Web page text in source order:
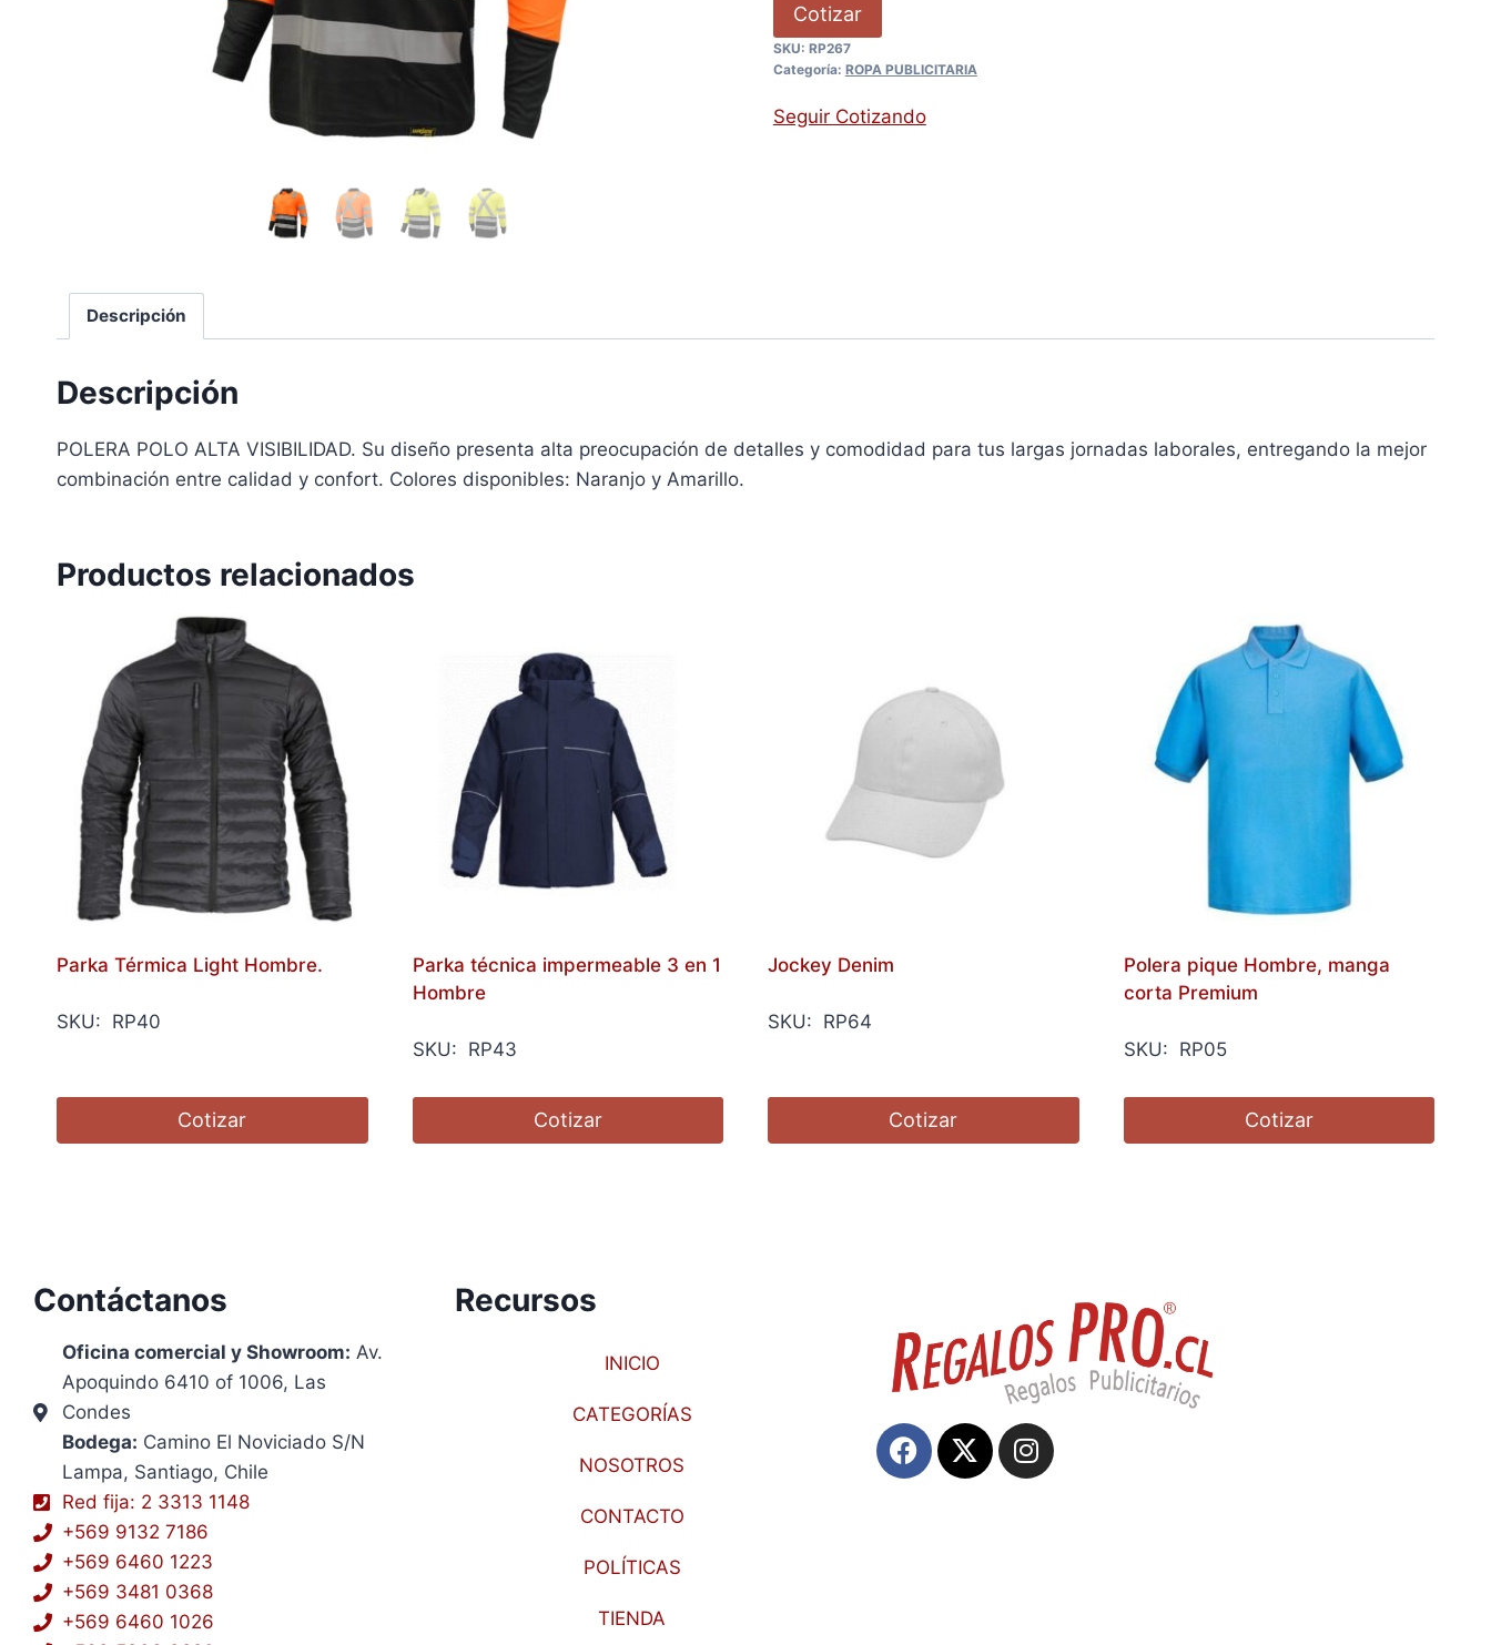
Cotizar
SKU: RP267
Categoría: ROPA PUBLICITARIA
Seguir Cotizando
Descripción
Descripción
POLERA POLO ALTA VISIBILIDAD. Su diseño presenta alta preocupación de detalles y comodidad para tus largas jornadas laborales, entregando la mejor
combinación entre calidad y confort. Colores disponibles: Naranjo y Amarillo.
Productos relacionados
Parka Térmica Light Hombre.
SKU: RP40
Cotizar
Parka técnica impermeable 3 en 1
Hombre
SKU: RP43
Cotizar
Jockey Denim
SKU: RP64
Cotizar
Polera pique Hombre, manga
corta Premium
SKU: RP05
Cotizar
Contáctanos
Oficina comercial y Showroom: Av.
Apoquindo 6410 of 1006, Las
Condes
Bodega: Camino El Noviciado S/N
Lampa, Santiago, Chile
Red fija: 2 3313 1148
+569 9132 7186
+569 6460 1223
+569 3481 0368
+569 6460 1026
Recursos
INICIO
CATEGORÍAS
NOSOTROS
CONTACTO
POLÍTICAS
TIENDA